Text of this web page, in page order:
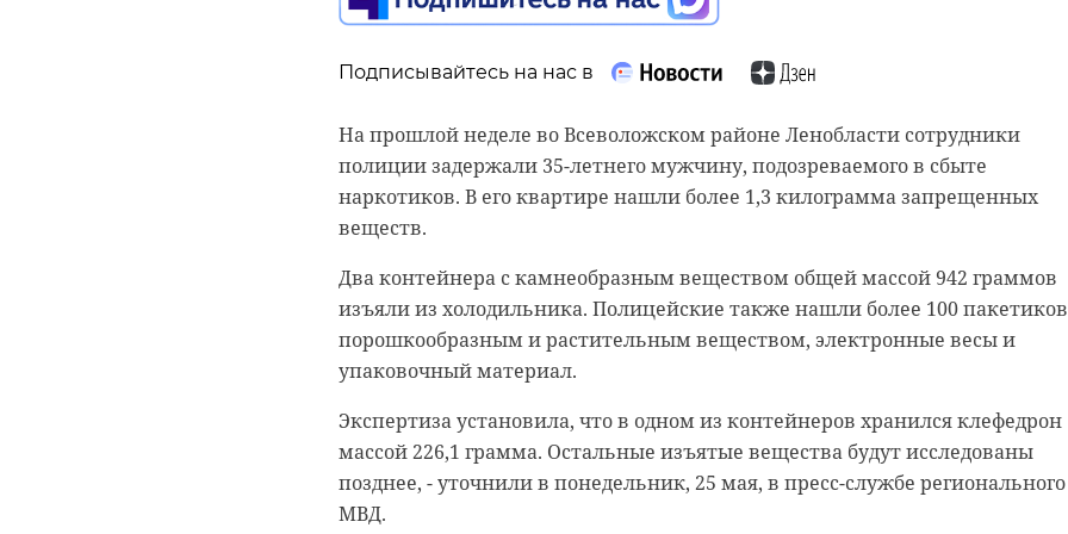
Подписывайтесь на нас в
На прошлой неделе во Всеволожском районе Ленобласти сотрудники
полиции задержали 35-летнего мужчину, подозреваемого в сбыте
наркотиков. В его квартире нашли более 1,3 килограмма запрещенных
веществ.
Два контейнера с камнеобразным веществом общей массой 942 граммов
изъяли из холодильника. Полицейские также нашли более 100
порошкообразным и растительным веществом, электронные весы и
упаковочный материал.
Экспертиза установила, что в одном из контейнеров хранился клефедрон
массой 226,1 грамма. Остальные изъятые вещества будут исследованы
позднее, - уточнили в понедельник, 25 мая, в пресс-службе
МВД.
Как рассказали в пресс-службе регионального ГУ МВД, девочка-подросток
каталась на питбайке без сопровождения законных представителей. В этот
момент воспитанник детского сада внезапно выбежал на проезжую часть.
момент ДТП рядом с ребенком находились родители.
Трехлетнего мальчика доставили в больницу в состоянии средней степени
тяжести. Полицейские уже нашли девочку, управлявшую питбайком. Ее
опросили и передали родителям. С места происшествия был изъят
двухколесный транспорт.
По факту аварии полицией проводится проверка.
отбуксировала лодку к берегу.
Никто не пострадал.
Рыбак утонул в озере
Во Всеволожском районе на озере на территории деревни Новое Девяткино утонул
мужчина. Об этом сообщила пресс-служба ГУ МЧС России по Ленинградской области.